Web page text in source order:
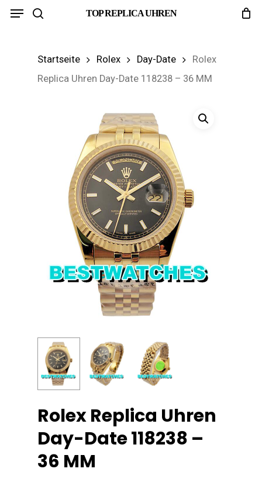
Skip
TOP REPLICA UHREN
Menu
Startseite Rolex Day-Date
Rolex
Replica Uhren Day-Date 118238 – 36 MM
Rolex Replica Uhren
Day-Date 118238 –
36 MM